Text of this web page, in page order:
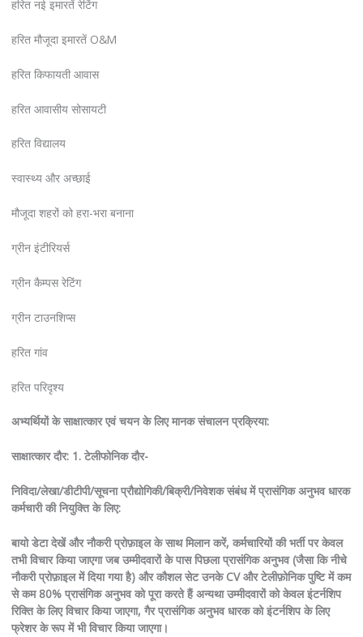
हरित नई इमारतें रेटिंग
हरित मौजूदा इमारतें O&M
हरित किफायती आवास
हरित आवासीय सोसायटी
हरित विद्यालय
स्वास्थ्य और अच्छाई
मौजूदा शहरों को हरा-भरा बनाना
ग्रीन इंटीरियर्स
ग्रीन कैम्पस रेटिंग
ग्रीन टाउनशिप्स
हरित गांव
हरित परिदृश्य
अभ्यर्थियों के साक्षात्कार एवं चयन के लिए मानक संचालन प्रक्रिया:
साक्षात्कार दौर: 1. टेलीफोनिक दौर-
निविदा/लेखा/डीटीपी/सूचना प्रौद्योगिकी/बिक्री/निवेशक संबंध में प्रासंगिक अनुभव धारक
कर्मचारी की नियुक्ति के लिए:
बायो डेटा देखें और नौकरी प्रोफ़ाइल के साथ मिलान करें, कर्मचारियों की भर्ती पर केवल
तभी विचार किया जाएगा जब उम्मीदवारों के पास पिछला प्रासंगिक अनुभव (जैसा कि नीचे
नौकरी प्रोफ़ाइल में दिया गया है) और कौशल सेट उनके CV और टेलीफ़ोनिक पुष्टि में कम
से कम 80% प्रासंगिक अनुभव को पूरा करते हैं अन्यथा उम्मीदवारों को केवल इंटर्नशिप
रिक्ति के लिए विचार किया जाएगा, गैर प्रासंगिक अनुभव धारक को इंटर्नशिप के लिए
फ्रेशर के रूप में भी विचार किया जाएगा।